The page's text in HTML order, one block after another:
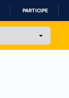
PARTICIPE